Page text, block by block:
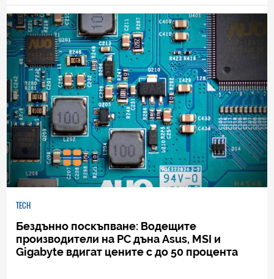
TECH
Бездънно поскъпване: Водещите
производители на РС дъна Asus, MSI и
Gigabyte вдигат цените с до 50 процента